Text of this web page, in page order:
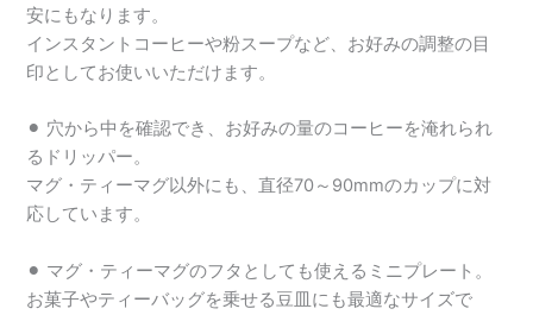
安にもなります。
インスタントコーヒーや粉スープなど、お好みの調整の目
印としてお使いいただけます。
⚫︎ 穴から中を確認でき、お好みの量のコーヒーを淹れられ
るドリッパー。
マグ・ティーマグ以外にも、直径70～90mmのカップに対
応しています。
⚫︎ マグ・ティーマグのフタとしても使えるミニプレート。
お菓子やティーバッグを乗せる豆皿にも最適なサイズで